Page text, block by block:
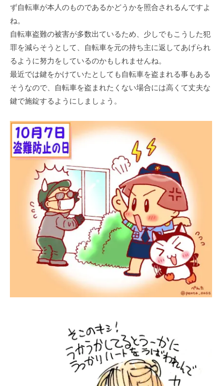
ず自転車が本人のものであるかどうかを照合されるんですよ
ね。
自転車盗難の被害が多数出ているため、少しでもこうした犯
罪を減らそうとして、自転車を元の持ち主に返してあげられ
るように努力をしているのかもしれませんね。
最近では鍵をかけていたとしても自転車を盗まれる事もある
そうなので、自転車を盗まれたくない場合には高くて丈夫な
鍵で施錠するようにしましょう。